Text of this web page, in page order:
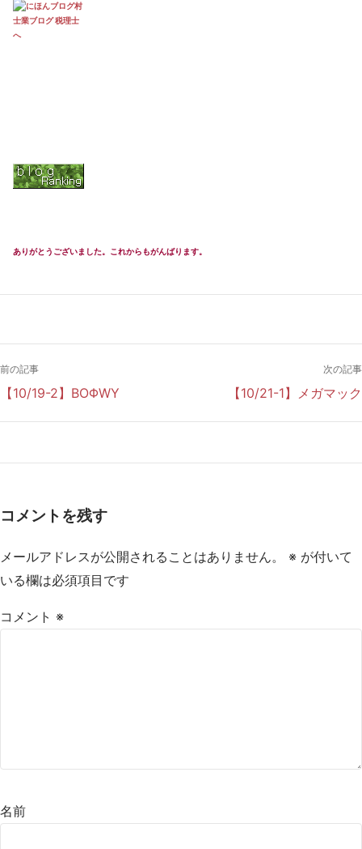
ありがとうございました。これからもがんばります。
前の記事
【10/19-2】BOΦWY
次の記事
【10/21-1】メガマック
コメントを残す
メールアドレスが公開されることはありません。 ※ が付いて
いる欄は必須項目です
コメント ※
名前